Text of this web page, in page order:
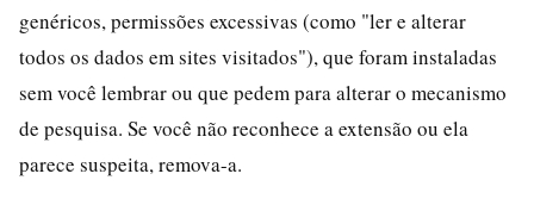
genéricos, permissões excessivas (como "ler e alterar
todos os dados em sites visitados"), que foram instaladas
sem você lembrar ou que pedem para alterar o mecanismo
de pesquisa. Se você não reconhece a extensão ou ela
parece suspeita, remova-a.